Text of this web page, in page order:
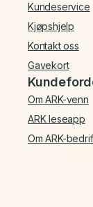
Kundeservice
Kjøpshjelp
Kontakt oss
Gavekort
Om ARK-venn
ARK leseapp
Om ARK-